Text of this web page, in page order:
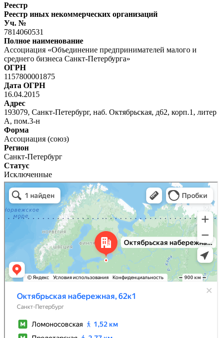
Реестр
Реестр иных некоммерческих организаций
Уч. №
7814060531
Полное наименование
Ассоциация «Объединение предпринимателей малого и
среднего бизнеса Санкт-Петербурга»
ОГРН
1157800001875
Дата ОГРН
16.04.2015
Адрес
193079, Санкт-Петербург, наб. Октябрьская, д62, корп.1, литер
А, пом.3-н
Форма
Ассоциация (союз)
Регион
Санкт-Петербург
Статус
Исключенные